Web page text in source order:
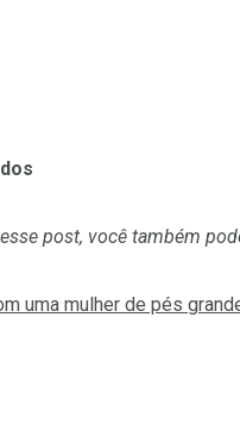
post, você também
uma mulher de pés